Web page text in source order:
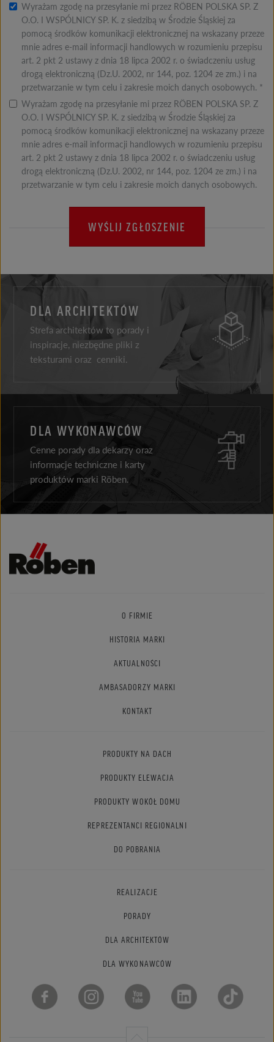
Wyrażam zgodę na przesyłanie mi przez RÖBEN POLSKA SP. Z
O.O. I WSPÓLNICY SP. K. z siedzibą w Środzie Śląskiej za
pomocą środków komunikacji elektronicznej na wskazany przeze
mnie adres e-mail informacji handlowych w rozumieniu przepisu
art. 2 pkt 2 ustawy z dnia 18 lipca 2002 r. o świadczeniu usług
drogą elektroniczną (Dz.U. 2002, nr 144, poz. 1204 ze zm.) i na
przetwarzanie w tym celu i zakresie moich danych osobowych. *
Wyrażam zgodę na przesyłanie mi przez RÖBEN POLSKA SP. Z
O.O. I WSPÓLNICY SP. K. z siedzibą w Środzie Śląskiej za
pomocą środków komunikacji elektronicznej na wskazany przeze
mnie adres e-mail informacji handlowych w rozumieniu przepisu
art. 2 pkt 2 ustawy z dnia 18 lipca 2002 r. o świadczeniu usług
drogą elektroniczną (Dz.U. 2002, nr 144, poz. 1204 ze zm.) i na
przetwarzanie w tym celu i zakresie moich danych osobowych.
WYŚLIJ ZGŁOSZENIE
DLA ARCHITEKTÓW
Strefa architektów to porady i
inspiracje, niezbędne pliki z
teksturami oraz cenniki.
DLA WYKONAWCÓW
Cenne porady dla dekarzy oraz
informacje techniczne i karty
produktów marki Röben.
O FIRMIE
HISTORIA MARKI
AKTUALNOŚCI
AMBASADORZY MARKI
KONTAKT
PRODUKTY NA DACH
PRODUKTY ELEWACJA
PRODUKTY WOKÓŁ DOMU
REPREZENTANCI REGIONALNI
DO POBRANIA
REALIZACJE
PORADY
DLA ARCHITEKTÓW
DLA WYKONAWCÓW